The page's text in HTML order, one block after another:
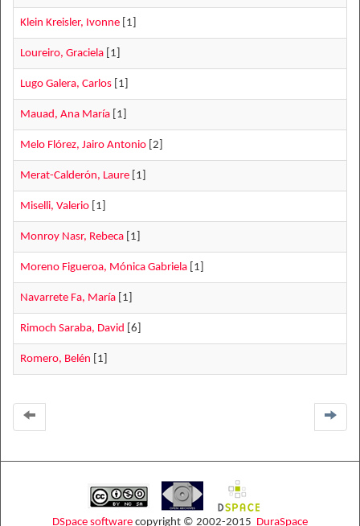
Klein Kreisler, Ivonne [1]
Loureiro, Graciela [1]
Lugo Galera, Carlos [1]
Mauad, Ana María [1]
Melo Flórez, Jairo Antonio [2]
Merat-Calderón, Laure [1]
Miselli, Valerio [1]
Monroy Nasr, Rebeca [1]
Moreno Figueroa, Mónica Gabriela [1]
Navarrete Fa, María [1]
Rimoch Saraba, David [6]
Romero, Belén [1]
DSpace software copyright © 2002-2015 DuraSpace